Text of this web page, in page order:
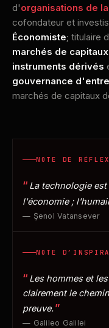
d'organisations de
cofondateur et
Économiste; titulaire
marchés de
instruments dérivés
gouvernance
marchés de capitaux
NOTE DE
La technologie
l'économie ;
— Şenol Vatansever
NOTE
Les hommes et
clairement le
preuve.
— Galileo Galilei